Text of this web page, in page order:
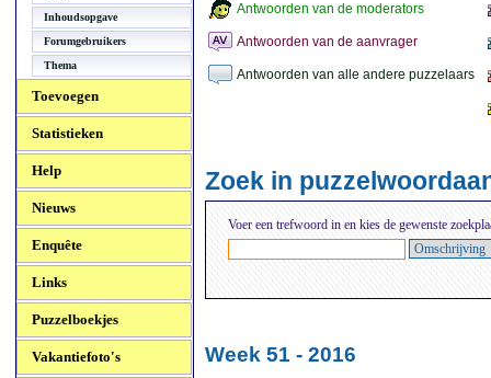
Inhoudsopgave
Forumgebruikers
Thema
Toevoegen
Statistieken
Help
Nieuws
Enquête
Links
Puzzelboekjes
Vakantiefoto's
Antwoorden van de moderators
Antwoorden van de aanvrager
Antwoorden van alle andere puzzelaars
Zoek in
Voer een trefwoord in en kies de gewenste
Week 51 - 2016